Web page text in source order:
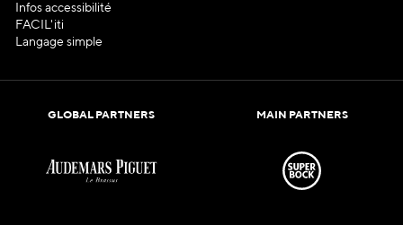
Infos accessibilité
FACIL'iti
Langage simple
GLOBAL PARTNERS MAIN PARTNERS